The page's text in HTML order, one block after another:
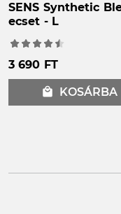
SENS Synthetic
ecset - L
3 690 FT
local_mall KOSÁRBA